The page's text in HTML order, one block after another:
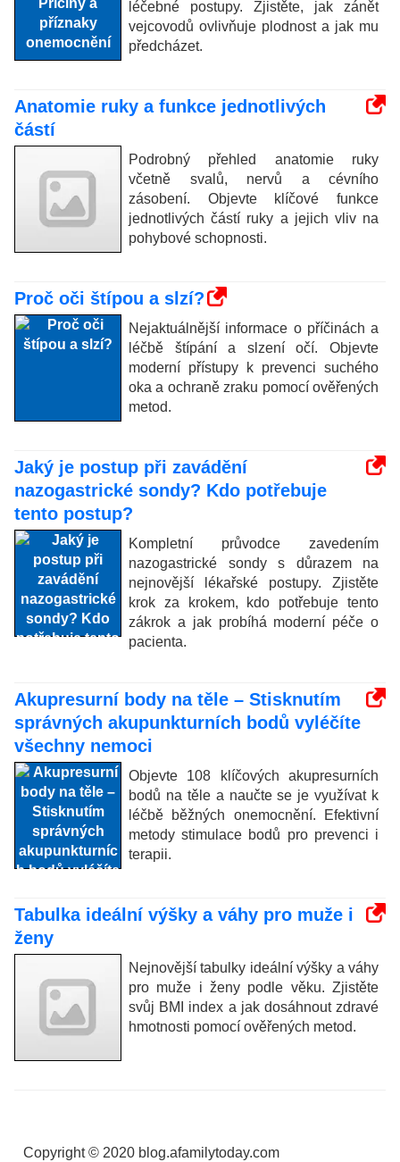
léčebné postupy. Zjistěte, jak zánět
vejcovodů ovlivňuje plodnost a jak mu
předcházet.
Anatomie ruky a funkce jednotlivých
částí
Podrobný přehled anatomie ruky
včetně svalů, nervů a cévního
zásobení. Objevte klíčové funkce
jednotlivých částí ruky a jejich vliv na
pohybové schopnosti.
Proč oči štípou a slzí?
Nejaktuálnější informace o příčinách a
léčbě štípání a slzení očí. Objevte
moderní přístupy k prevenci suchého
oka a ochraně zraku pomocí ověřených
metod.
Jaký je postup při zavádění
nazogastrické sondy? Kdo potřebuje
tento postup?
Kompletní průvodce zavedením
nazogastrické sondy s důrazem na
nejnovější lékařské postupy. Zjistěte
krok za krokem, kdo potřebuje tento
zákrok a jak probíhá moderní péče o
pacienta.
Akupresurní body na těle – Stisknutím
správných akupunkturních bodů vyléčíte
všechny nemoci
Objevte 108 klíčových akupresurních
bodů na těle a naučte se je využívat k
léčbě běžných onemocnění. Efektivní
metody stimulace bodů pro prevenci i
terapii.
Tabulka ideální výšky a váhy pro muže i
ženy
Nejnovější tabulky ideální výšky a váhy
pro muže i ženy podle věku. Zjistěte
svůj BMI index a jak dosáhnout zdravé
hmotnosti pomocí ověřených metod.
Copyright © 2020 blog.afamilytoday.com